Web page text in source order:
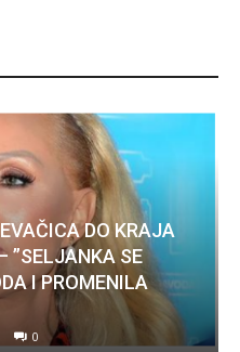
DO KRAJA
”SELJANKA SE
I PROMENILA
0